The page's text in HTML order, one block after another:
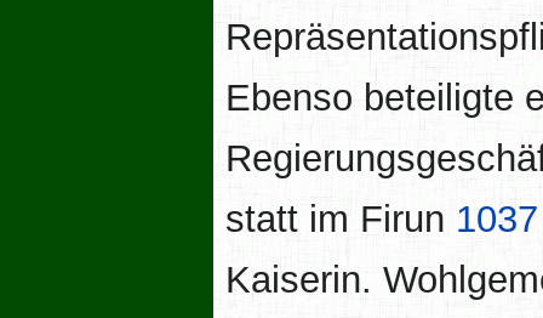
Ebenso beteiligte
statt im Firun 1037
Kaiserin.